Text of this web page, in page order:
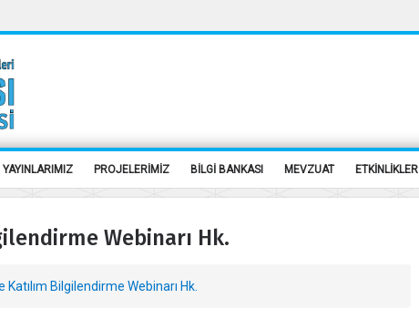
YAYINLARIMIZ PROJELERİMİZ BİLGİ BANKASI MEVZUAT ETKİNLİKLER
Webinarı Hk.
Katılım Bilgilendirme Webinarı Hk.